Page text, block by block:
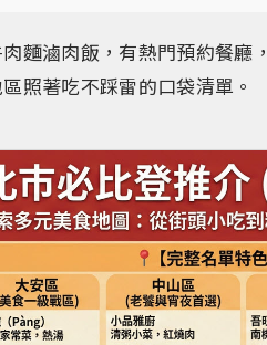
麵滷肉飯，有熱門預約餐廳
照著吃不踩雷的口袋清單。